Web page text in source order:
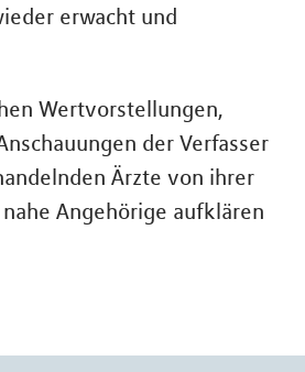
erwacht und
Wertvorstellungen,
der Verfasser
Ärzte von ihrer
Angehörige aufklären